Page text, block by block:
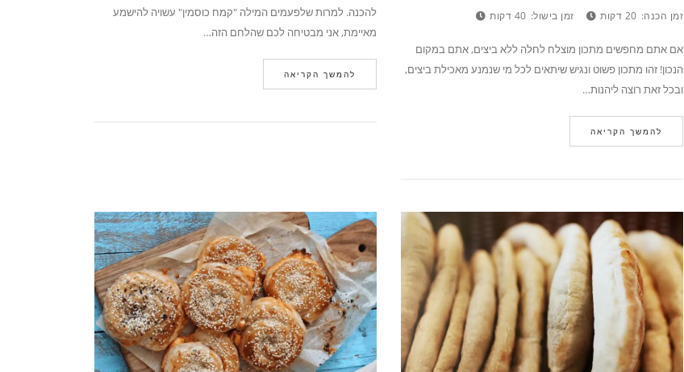
להכנה. למרות שלפעמים המילה "קמח כוסמין" עשויה להישמע
מאיימת, אני מבטיחה לכם שהלחם הזה…
להמשך הקריאה
זמן הכנה: 20 דקות זמן בישול: 40 דקות
אם אתם מחפשים מתכון מוצלח לחלה ללא ביצים, אתם במקום
הנכון! זהו מתכון פשוט ונגיש שיתאים לכל מי שנמנע מאכילת ביצים,
ובכל זאת רוצה ליהנות…
להמשך הקריאה